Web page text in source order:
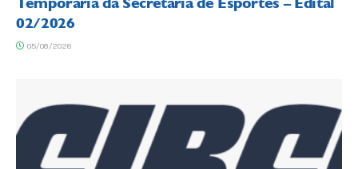
02/2026
05/08/2026